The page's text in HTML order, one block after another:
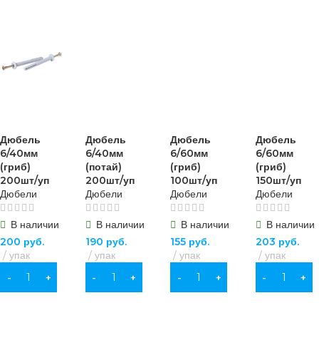
Дюбель
6/40мм
(гриб)
200шт/уп
Дюбели
В наличии
200 руб.
упак
В КОРЗИНУ
Дюбель
6/40мм
(потай)
200шт/уп
Дюбели
В наличии
190 руб.
упак
В КОРЗИНУ
Дюбель
6/60мм
(гриб)
100шт/уп
Дюбели
В наличии
155 руб.
упак
В КОРЗИНУ
Дюбель
6/60мм
(гриб)
150шт/уп
Дюбели
В наличии
203 руб.
упак
В КОРЗИНУ